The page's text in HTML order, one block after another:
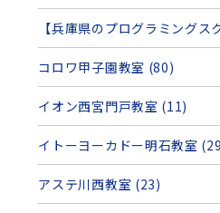
【兵庫県のプログラミングス
コロワ甲子園教室 (80)
イオン西宮門戸教室 (11)
イトーヨーカドー明石教室
アステ川西教室 (23)